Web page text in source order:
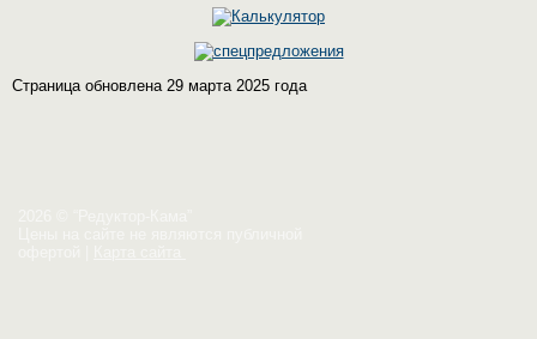
Страница обновлена 29 марта 2025 года